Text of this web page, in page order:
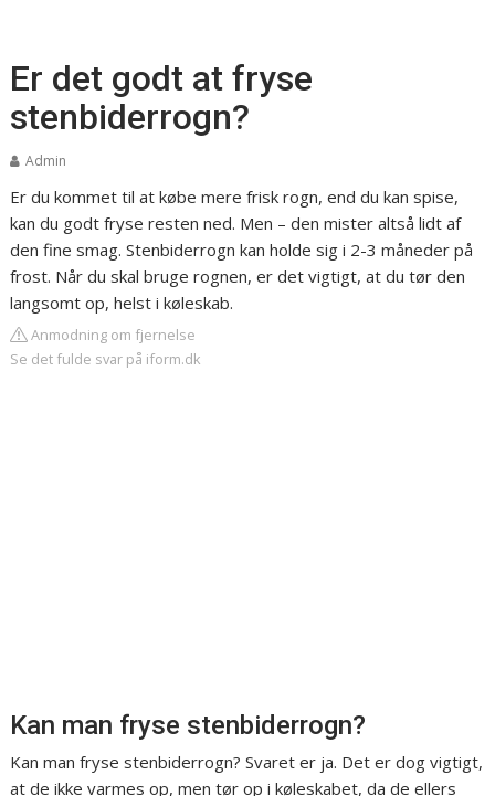
Er det godt at fryse
stenbiderrogn?
Admin
Er du kommet til at købe mere frisk rogn, end du kan spise,
kan du godt fryse resten ned. Men – den mister altså lidt af
den fine smag. Stenbiderrogn kan holde sig i 2-3 måneder på
frost. Når du skal bruge rognen, er det vigtigt, at du tør den
langsomt op, helst i køleskab.
Anmodning om fjernelse
Se det fulde svar på iform.dk
Kan man fryse stenbiderrogn?
Kan man fryse stenbiderrogn? Svaret er ja. Det er dog vigtigt,
at de ikke varmes op, men tør op i køleskabet, da de ellers